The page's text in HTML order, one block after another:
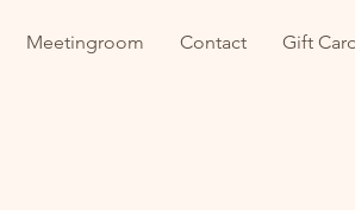
Meetingroom Contact Gift